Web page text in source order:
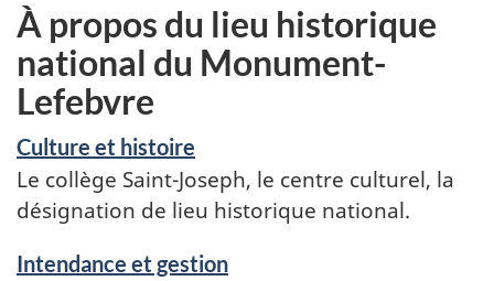
À propos du lieu historique
national du Monument-
Lefebvre
Culture et histoire
Le collège Saint-Joseph, le centre culturel, la
désignation de lieu historique national.
Intendance et gestion